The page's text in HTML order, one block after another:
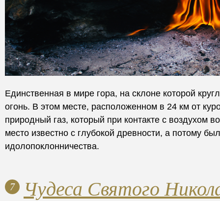
Единственная в мире гора, на склоне которой
огонь. В этом месте, расположенном в 24 км от
природный газ, который при контакте с воздухом
место известно с глубокой древности, а потому
идолопоклонничества.
7 Чудеса Святого